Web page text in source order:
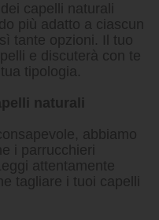
capelli naturali
più adatto a ciascun
tante opzioni. Il tuo
e discuterà con te
tipologia.
naturali
abbiamo
i parrucchieri
attentamente
tagliare i tuoi capelli